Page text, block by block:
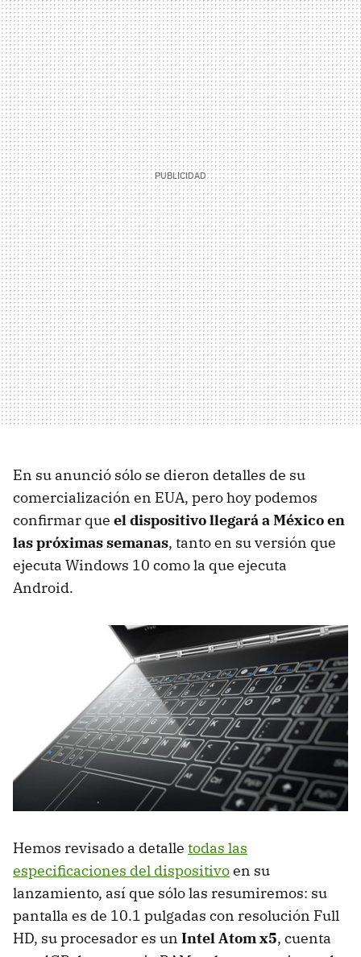
En su anunció sólo se dieron detalles de su
comercialización en EUA, pero hoy podemos
confirmar que el dispositivo llegará a México en
las próximas semanas, tanto en su versión que
ejecuta Windows 10 como la que ejecuta
Android.
Hemos revisado a detalle todas las
especificaciones del dispositivoen su
lanzamiento, así que sólo las resumiremos: su
pantalla es de 10.1 pulgadas con resolución Full
HD, su procesador es un Intel Atom x5, cuenta